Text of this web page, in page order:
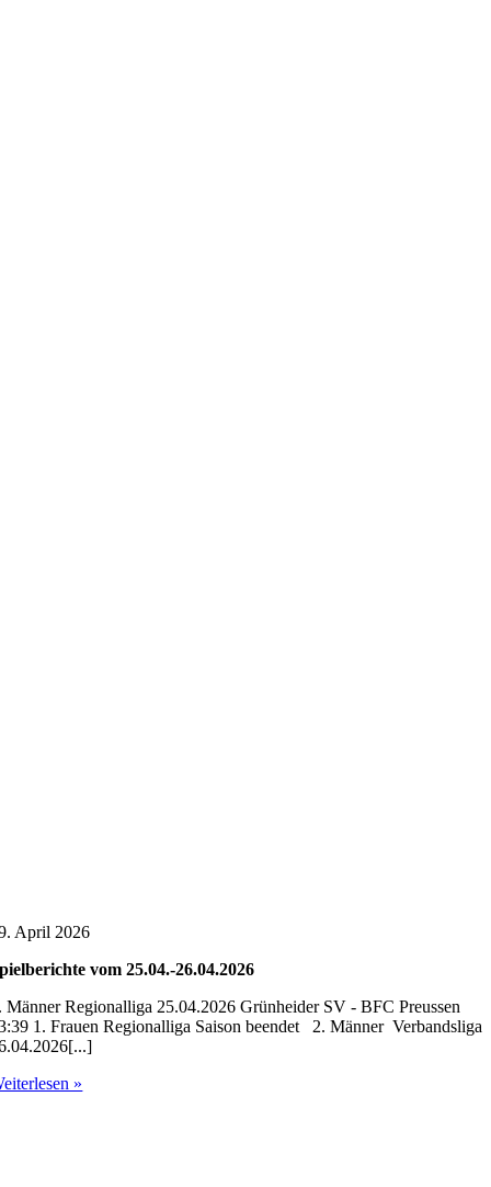
April 2026
vom 25.04.-26.04.2026
Männer Regionalliga 25.04.2026 Grünheider SV - BFC Preussen
1. Frauen Regionalliga Saison beendet 2. Männer Verbandsliga
»